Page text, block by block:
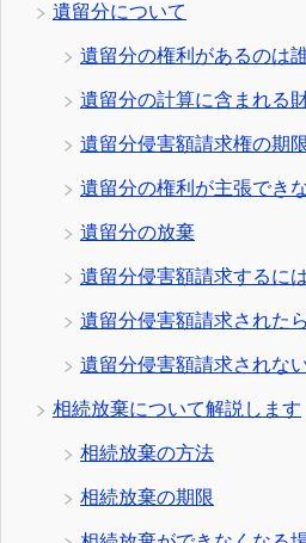
遺留分について
遺留分の権利があるのは
遺留分の計算に含まれる
遺留分侵害額請求権の期
遺留分の権利が主張でき
遺留分の放棄
遺留分侵害額請求するに
遺留分侵害額請求されたら
遺留分侵害額請求されな
相続放棄について解説します
相続放棄の方法
相続放棄の期限